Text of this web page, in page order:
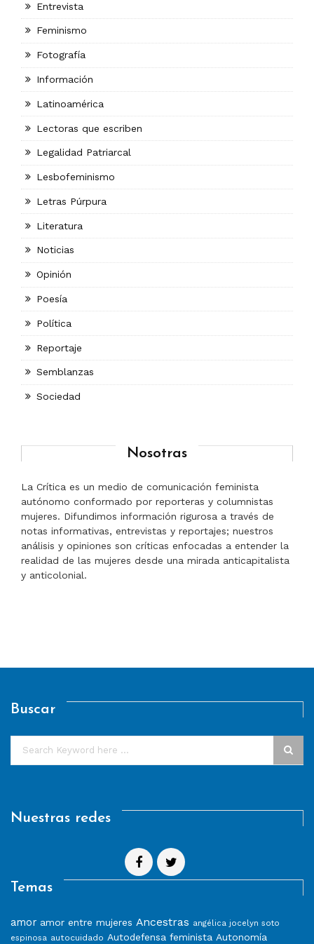
Entrevista
Feminismo
Fotografía
Información
Latinoamérica
Lectoras que escriben
Legalidad Patriarcal
Lesbofeminismo
Letras Púrpura
Literatura
Noticias
Opinión
Poesía
Política
Reportaje
Semblanzas
Sociedad
Nosotras
La Crítica es un medio de comunicación feminista
autónomo conformado por reporteras y columnistas
mujeres. Difundimos información rigurosa a través de
notas informativas, entrevistas y reportajes; nuestros
análisis y opiniones son críticas enfocadas a entender la
realidad de las mujeres desde una mirada anticapitalista
y anticolonial.
Buscar
Nuestras redes
Temas
amor amor entre mujeres Ancestras angélica jocelyn soto
espinosa autocuidado Autodefensa feminista Autonomía